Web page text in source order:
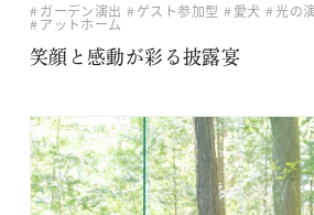
ガーデン演出
ゲスト参加型 愛犬 光の
アットホーム
笑顔と感動が彩る披露宴